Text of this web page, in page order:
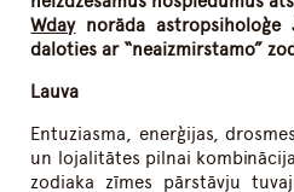
Wdaynorāda astropsiholoģe
daloties ar “neaizmirstamo”
Lauva
Entuziasma, enerģijas,
un lojalitātes pilnai
zodiaka zīmes pārstāvju